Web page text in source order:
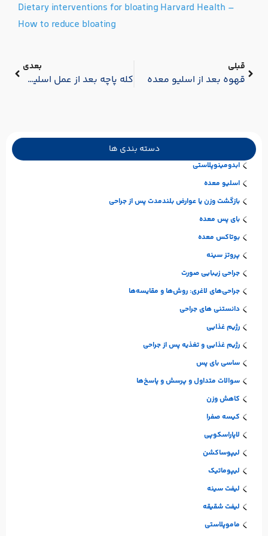
Dietary interventions for bloatingHarvard Health –
How to reduce bloating
قبلی
قهوه بعد از اسلیو معده
بعدی
کله‌ پاچه بعد از عمل اسلیو | نکات کامل، عوارض و جایگزین‌ها
دسته بندی ها
ابدومینوپلاستی
اسلیو معده
بازگشت وزن یا عوارض بلندمدت پس از جراحی
بای پس معده
بوتاکس معده
پروتز سینه
جراحی زیبایی صورت
جراحی‌های لاغری: روش‌ها و مقایسه‌ها
دانستنی های جراحی
رژیم غذایی
رژیم غذایی و تغذیه پس از جراحی
ساسی بای پس
سوالات متداول و پرسش و پاسخ‌ها
کاهش وزن
کیسه صفرا
لاپاراسکوپی
لیپوساکشن
لیپوماتیک
لیفت سینه
لیفت شقیقه
ماموپلاستی